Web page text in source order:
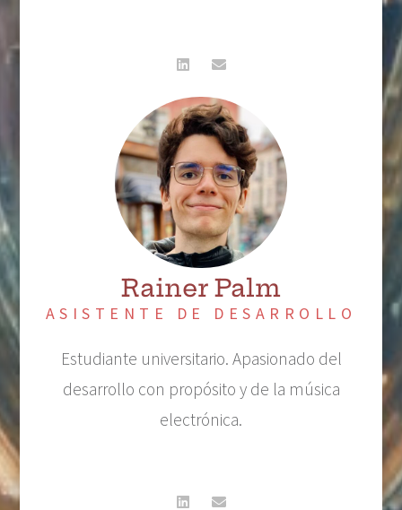
Rainer Palm
ASISTENTE DE DESARROLLO
Estudiante universitario. Apasionado del
desarrollo con propósito y de la música
electrónica.